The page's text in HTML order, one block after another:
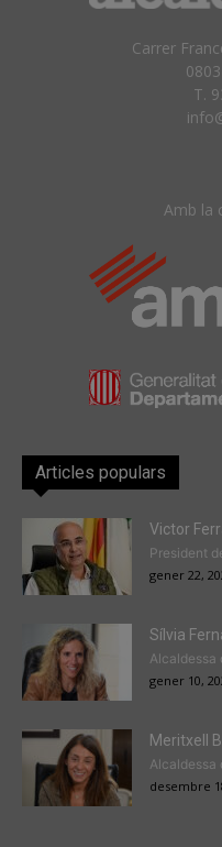
Carrer
T.
Amb la
Articles populars
Victor
President
gener 22,
Sílvia
Alcaldessa
gener 10,
Meritxell
Alcaldessa
desembre